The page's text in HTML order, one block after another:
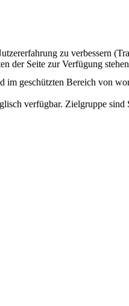
im geschützten Bereich von
verfügbar. Zielgruppe sind
zu verbessern
der Seite zur Verfügung